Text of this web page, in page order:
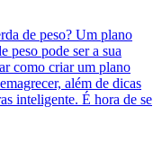
de peso? Um plano
peso pode ser a sua
como criar um plano
além de dicas
inteligente. É hora de se